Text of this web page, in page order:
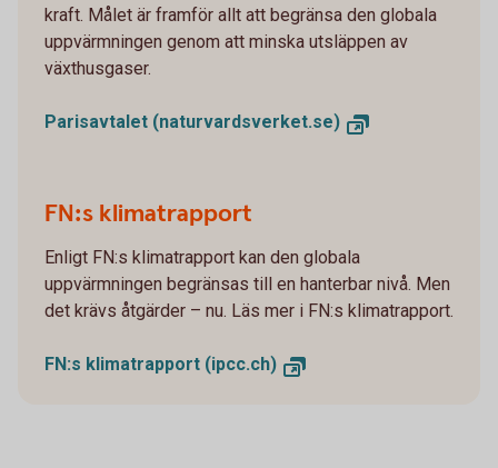
kraft. Målet är framför allt att begränsa den globala
uppvärmningen genom att minska utsläppen av
växthusgaser.
Parisavtalet (naturvardsverket.se)
FN:s klimatrapport
Enligt FN:s klimatrapport kan den globala
uppvärmningen begränsas till en hanterbar nivå. Men
det krävs åtgärder – nu. Läs mer i FN:s klimatrapport.
FN:s klimatrapport (ipcc.ch)